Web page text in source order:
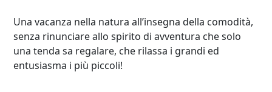
Una vacanza nella natura all’insegna della comodità,
senza rinunciare allo spirito di avventura che solo
una tenda sa regalare, che rilassa i grandi ed
entusiasma i più piccoli!